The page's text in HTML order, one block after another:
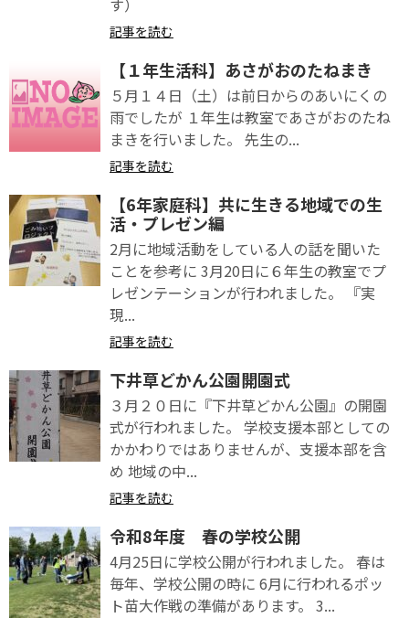
す）
記事を読む
【１年生活科】あさがおのたねまき
５月１４日（土）は前日からのあいにくの
雨でしたが １年生は教室であさがおのたね
まきを行いました。 先生の...
記事を読む
【6年家庭科】共に生きる地域での生
活・プレゼン編
2月に地域活動をしている人の話を聞いた
ことを参考に 3月20日に６年生の教室でプ
レゼンテーションが行われました。 『実
現...
記事を読む
下井草どかん公園開園式
３月２０日に『下井草どかん公園』の開園
式が行われました。 学校支援本部としての
かかわりではありませんが、支援本部を含
め 地域の中...
記事を読む
令和8年度 春の学校公開
4月25日に学校公開が行われました。 春は
毎年、学校公開の時に 6月に行われるポッ
ト苗大作戦の準備があります。 3...